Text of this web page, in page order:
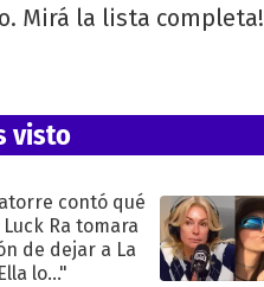
Mirá la lista completa!
visto
contó qué
Ra tomara
de dejar a La
lo..."